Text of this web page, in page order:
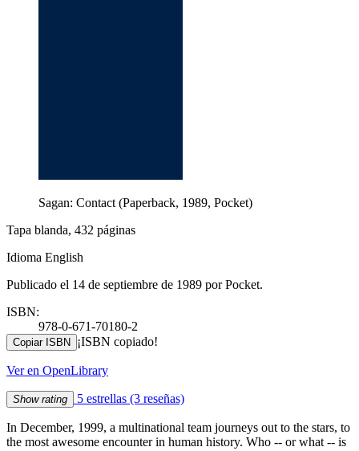
Sagan: Contact (Paperback, 1989, Pocket)
Tapa blanda, 432 páginas
Idioma English
Publicado el 14 de septiembre de 1989 por Pocket.
ISBN:
978-0-671-70180-2
Copiar ISBN ¡ISBN copiado!
Ver en OpenLibrary
Show rating 5 estrellas (3 reseñas)
In December, 1999, a multinational team journeys out to the stars, to
the most awesome encounter in human history. Who -- or what -- is